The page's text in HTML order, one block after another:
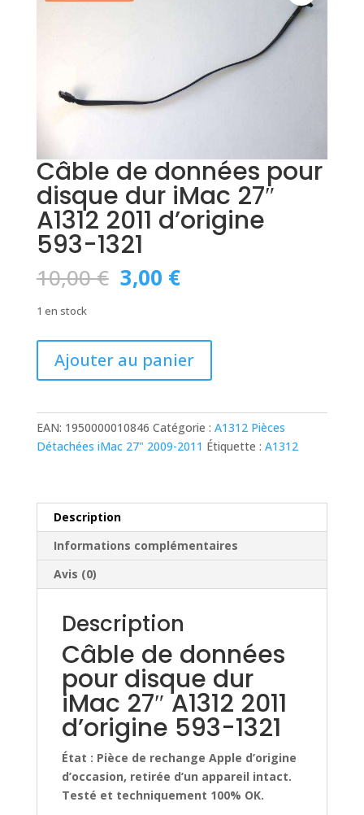
Câble de données pour
disque dur iMac 27″
A1312 2011 d’origine
593-1321
10,00€ Le
prix
était :
10,00 €.
3,00 €Le
prix
est :
3,00 €.
1 en stock
Câble
données
pour
A1312
2011
d'origine
593-
Ajouter au panier
EAN: 1950000010846 Catégorie : A1312 Pièces
Détachées iMac 27" 2009-2011 Étiquette : A1312
Description
Informations complémentaires
Avis (0)
Description
Câble de données
pour disque dur
iMac 27″ A1312 2011
d’origine 593-1321
État : Pièce de rechange Apple d’origine
d’occasion, retirée d’un appareil intact.
Testé et techniquement 100% OK.